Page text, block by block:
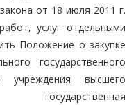
от 18 июля 2011 г.
услуг отдельными
Положение о закупке
государственного
учреждения высшего